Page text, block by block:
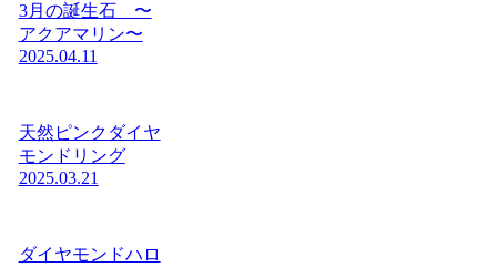
3月の誕生石 〜
アクアマリン〜
2025.04.11
天然ピンクダイヤ
モンドリング
2025.03.21
ダイヤモンドハロ